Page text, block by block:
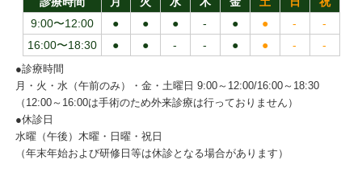
9:00〜12:00
● ● ● - ● ● -
-
16:00〜18:30
● ● - - ● ● - -
●診療時間
月・火・水（午前のみ）・金・土曜日 9:00～12:00/16:00～18:30
（12:00～16:00は手術のため外来診療は行っておりません）
●休診日
水曜（午後）木曜・日曜・祝日
（年末年始および研修日等は休診となる場合があります）